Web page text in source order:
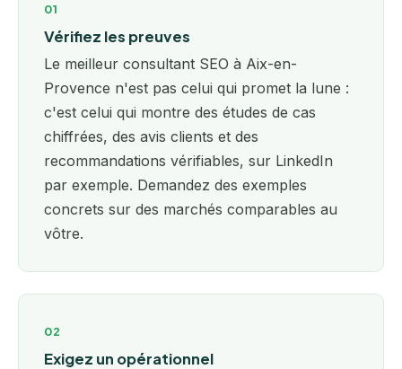
01
Vérifiez les preuves
Le meilleur consultant SEO à Aix-en-
Provence n'est pas celui qui promet la lune :
c'est celui qui montre des études de cas
chiffrées, des avis clients et des
recommandations vérifiables, sur LinkedIn
par exemple. Demandez des exemples
concrets sur des marchés comparables au
vôtre.
02
Exigez un opérationnel